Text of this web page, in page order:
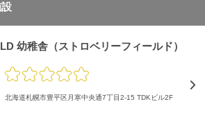
幼稚舎（ストロベリーフィールド）
北海道札幌市豊平区月寒中央通7丁目2-15 TDKビル2F